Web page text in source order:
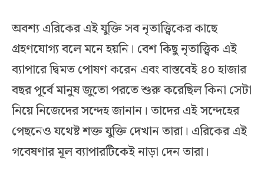
অবশ্য এরিকের এই যুক্তি সব নৃতাত্ত্বিকের কাছে
গ্রহণযোগ্য বলে মনে হয়নি। বেশ কিছু নৃতাত্ত্বিক এই
ব্যাপারে দ্বিমত পোষণ করেন এবং বাস্তবেই ৪০ হাজার
বছর পূর্বে মানুষ জুতো পরতে শুরু করেছিল কিনা সেটা
নিয়ে নিজেদের সন্দেহ জানান। তাদের এই সন্দেহের
পেছনেও যথেষ্ট শক্ত যুক্তি দেখান তারা। এরিকের এই
গবেষণার মূল ব্যাপারটিকেই নাড়া দেন তারা।